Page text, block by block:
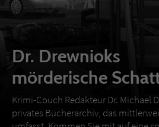
Dr. Drewnioks
mörderische
Krimi-Couch Redakteur Dr. Michael
privates Bücherarchiv, das